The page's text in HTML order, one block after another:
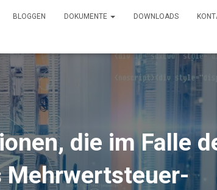
BLOGGEN DOKUMENTE DOWNLOADS
die im Falle
Mehrwertsteuer-